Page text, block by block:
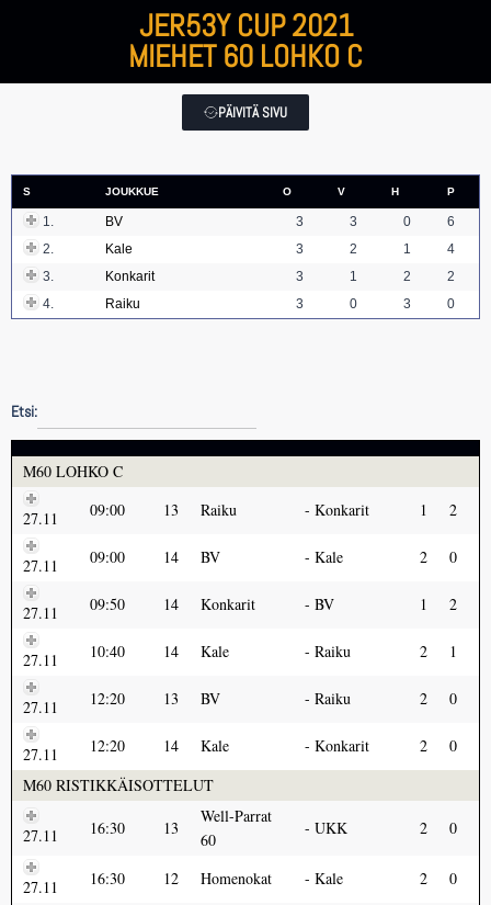
JER53Y CUP 2021
MIEHET 60 LOHKO C
PÄIVITÄ SIVU
S JOUKKUE O V H P
1. BV 3 3 0
6
2.
Kale 3 2 1
4
3.
Konkarit 3 1 2
2
4.
Raiku 3 0 3 0
Etsi:
M60 LOHKO C
27.11 09:00 13 Raiku Konkarit 1 2
27.11 09:00 14 BV Kale 2 0
27.11 09:50 14 Konkarit BV 1 2
27.11 10:40 14 Kale Raiku 2 1
27.11 12:20 13 BV Raiku 2 0
27.11 12:20 14 Kale Konkarit 2
0
M60 RISTIKKÄISOTTELUT
27.11 16:30 13
Well-Parrat
60
UKK 2 0
27.11 16:30 12 Homenokat Kale 2 0